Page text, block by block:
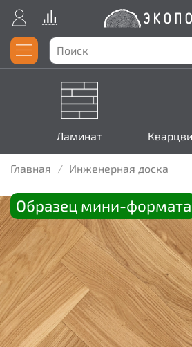
Ламинат
Главная Инженерная доска
Образец мини-формата